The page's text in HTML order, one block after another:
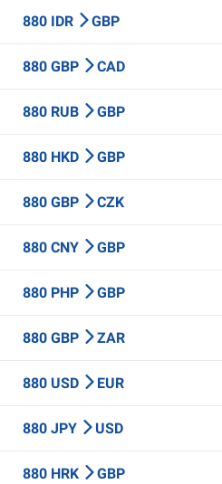
880 IDR GBP
880 GBP CAD
880 RUB GBP
880 HKD GBP
880 GBP CZK
880 CNY GBP
880 PHP GBP
880 GBP ZAR
880 USD EUR
880 JPY USD
880 HRK GBP